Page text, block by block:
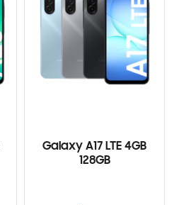
Galaxy A17 LTE 4GB
128GB